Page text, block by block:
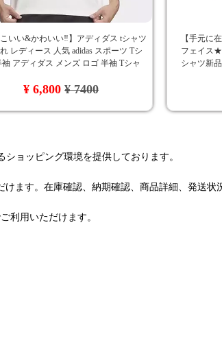
こいい&かわいい‼️】アディダス tシャツ
レディース 人気 adidas スポーツ Tシ
袖 アディダス メンズ ロゴ 半袖 Tシャ
¥ 6,800¥ 7400
【手元に
フェイス★
シャツ新
ョッピング環境を提供しております。
ます。在庫確認、納期確認、商品詳細、発送状
利用いただけます。